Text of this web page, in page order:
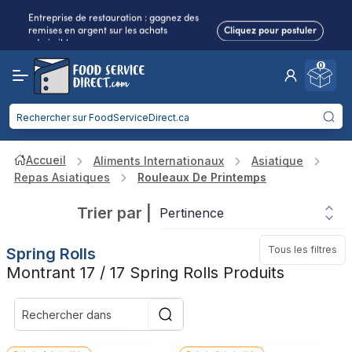
Entreprise de restauration : gagnez des
remises en argent sur les achats
admissibles.
Cliquez pour postuler
Frais de port réduitspour 2 articles ou plus !
à partir de
Entreprise de restauration : gagnez des
remises en argent sur les achats
admissibles.
Cliquez pour postuler
0
Accueil Aliments Internationaux
Asiatique
Repas Asiatiques
Rouleaux De Printemps
Trier par
Tous les filtres
Spring Rolls
Montrant 17 / 17 Spring Rolls Produits